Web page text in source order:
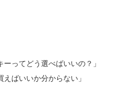
ーってどう選べばいいの？」
えばいいか分からない」